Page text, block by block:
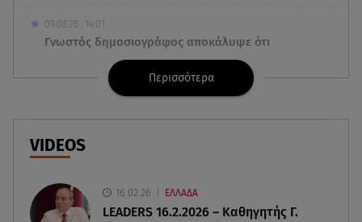
09.08.26 , 14:01
Γνωστός δημοσιογράφος αποκάλυψε ότι
σύντομα παντρεύεται τη σύντροφό του
Αδιάβροχη μάσκαρα: αφαίρεσε την χωρίς να
Χούθι: «Χτύπησαν» διυλιστήριο της Aramco στη
Σαουδική Αραβία
Περισσότερα
VIDEOS
16.02.26 ΕΛΛΑΔΑ
LEADERS 16.2.2026 – Καθηγητής Γ.